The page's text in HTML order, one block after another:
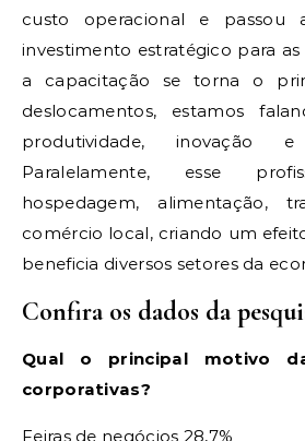
custo operacional e passou
investimento estratégico para
a capacitação se torna o
deslocamentos, estamos
produtividade, inovação e
Paralelamente, esse
hospedagem, alimentação,
comércio local, criando um
beneficia diversos setores da
Confira os dados da
Qual o principal motivo
corporativas?
Feiras de negócios 28,7%